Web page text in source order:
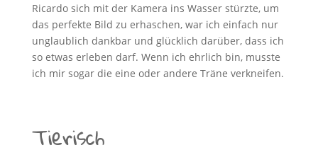
Ricardo sich mit der Kamera ins Wasser stürzte, um
das perfekte Bild zu erhaschen, war ich einfach nur
unglaublich dankbar und glücklich darüber, dass ich
so etwas erleben darf. Wenn ich ehrlich bin, musste
ich mir sogar die eine oder andere Träne verkneifen.
Tierisch